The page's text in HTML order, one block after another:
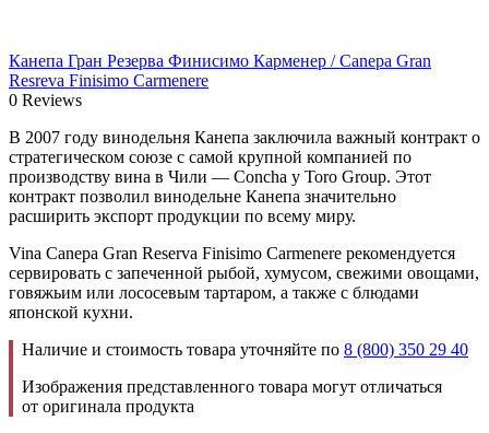
Канепа Гран Резерва Финисимо Карменер / Canepa Gran
Resreva Finisimo Carmenere
0 Reviews
В 2007 году винодельня Канепа заключила важный контракт о
стратегическом союзе с самой крупной компанией по
производству вина в Чили — Concha y Toro Group. Этот
контракт позволил винодельне Канепа значительно
расширить экспорт продукции по всему миру.
Vina Canepa Gran Reserva Finisimo Carmenere рекомендуется
сервировать с запеченной рыбой, хумусом, свежими овощами,
говяжьим или лососевым тартаром, а также с блюдами
японской кухни.
Наличие и стоимость товара уточняйте по 8 (800) 350 29 40
Изображения представленного товара могут отличаться
от оригинала продукта